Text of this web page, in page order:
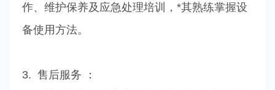
作、维护保养及应急处理培训，*其熟练掌握设
备使用方法。
3. 售后服务 ：